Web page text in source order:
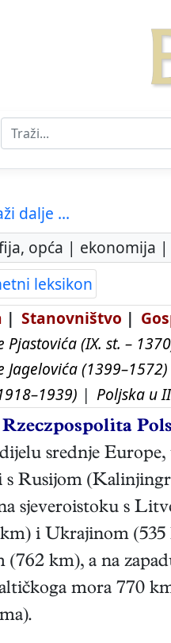
dalje ...
opća | ekonomija
leksikon
| Stanovništvo |
(IX. st. –
Jagelovića (1399–1572)
| Poljska u
srednje
s Rusijom
sjeveroistoku s
i Ukrajinom (535
(762 km), a na
mora 770